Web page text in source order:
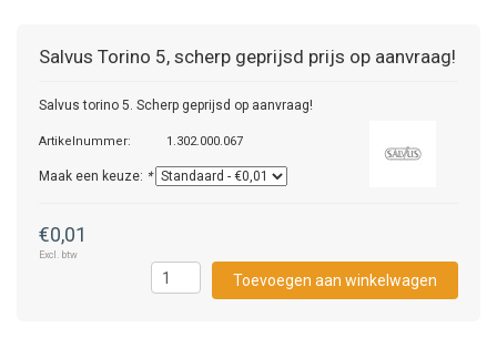
Salvus Torino 5, scherp geprijsd prijs op aanvraag!
Salvus torino 5. Scherp geprijsd op aanvraag!
Artikelnummer: 1.302.000.067
Maak een keuze: *
€0,01
Excl. btw
Toevoegen aan winkelwagen